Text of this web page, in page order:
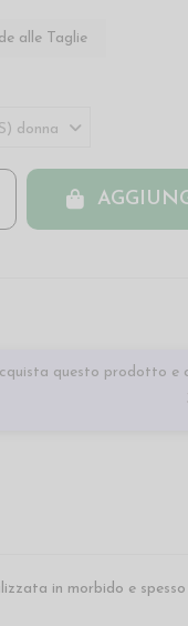
alle Taglie
questo prodotto e
in morbido e